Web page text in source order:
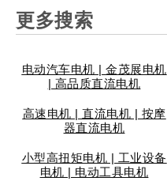
汽
车
家
用
工
业
个
人
安
防
智
能
医
疗
仪
表
汽
车
家
用
工
业
个
人
安
防
智
能
医
疗
仪
表
汽
车
家
用
工
业
个
人
安
防
智
能
医
疗
仪
表
更多搜索
电动汽车电机 | 金茂展电机
| 高品质直流电机
高速电机 | 直流电机 | 按摩
器直流电机
小型高扭矩电机 | 工业设备
电机 | 电动工具电机